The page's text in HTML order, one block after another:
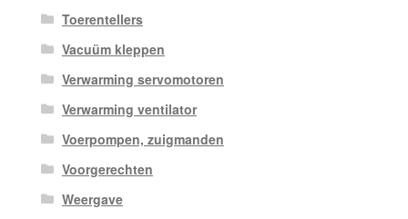
Toerentellers
Vacuüm kleppen
Verwarming servomotoren
Verwarming ventilator
Voerpompen, zuigmanden
Voorgerechten
Weergave